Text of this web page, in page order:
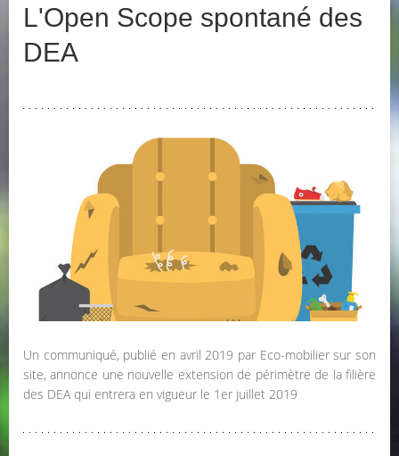
L'Open Scope spontané des
DEA
Un communiqué, publié en avril 2019 par Eco-mobilier sur son
site, annonce une nouvelle extension de périmètre de la filière
des DEA qui entrera en vigueur le 1er juillet 2019